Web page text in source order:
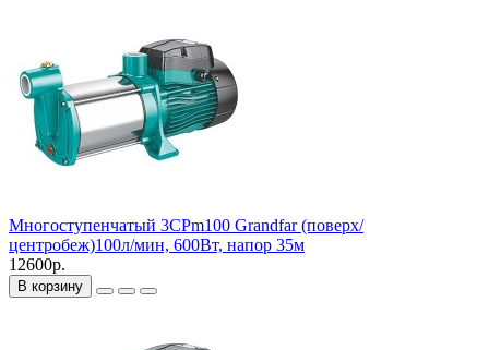
Многоступенчатый 3CPm100 Grandfar (поверх/
центробеж)100л/мин, 600Вт, напор 35м
12600р.
В корзину